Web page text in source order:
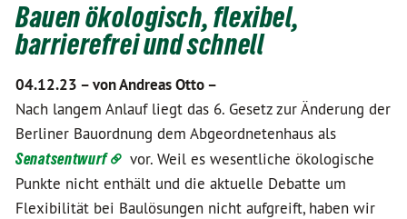
Bauen ökologisch, flexibel,
barrierefrei und schnell
04.12.23 –von Andreas Otto –
Nach langem Anlauf liegt das 6. Gesetz zur Änderung der
Berliner Bauordnung dem Abgeordnetenhaus als
Senatsentwurf
vor. Weil es wesentliche ökologische
Punkte nicht enthält und die aktuelle Debatte um
Flexibilität bei Baulösungen nicht aufgreift, haben wir